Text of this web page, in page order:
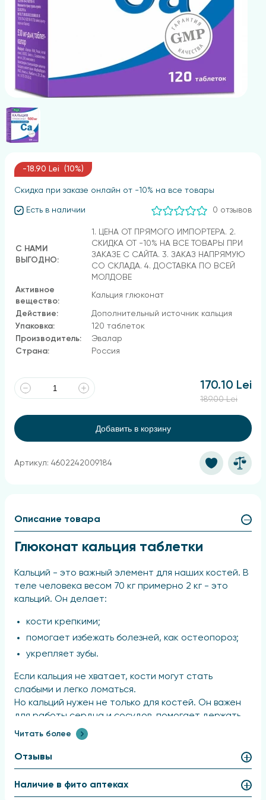
-18.90 Lei (10%)
Скидка при заказе онлайн от -10% на все товары
Есть в наличии 0 отзывов
С НАМИ
ВЫГОДНО:
1. ЦЕНА ОТ ПРЯМОГО ИМПОРТЕРА. 2.
СКИДКА ОТ -10% НА ВСЕ ТОВАРЫ ПРИ
ЗАКАЗЕ С САЙТА. 3. ЗАКАЗ НАПРЯМУЮ
СО СКЛАДА. 4. ДОСТАВКА ПО ВСЕЙ
МОЛДОВЕ
Активное
вещество:
Кальция глюконат
Действие:
Дополнительный источник кальция
Упаковка:
120 таблеток
Производитель:
Эвалар
Страна:
Россия
170.10 Lei
189.00 Lei
Добавить в корзину
Артикул: 4602242009184
Описание товара
Глюконат кальция таблетки
Кальций - это важный элемент для наших костей. В
теле человека весом 70 кг примерно 2 кг - это
кальций. Он делает:
кости крепкими;
помогает избежать болезней, как остеопороз;
укрепляет зубы.
Если кальция не хватает, кости могут стать
слабыми и легко ломаться.
Но кальций нужен не только для костей. Он важен
для работы сердца и сосудов, помогает держать
нормальное давление и уровень холестерина.
Кальций также помогает мышцам сокращаться,
нервам работать, участвует в активации
ферментов и гормонов и помогает крови
свертываться.
Если мы не получаем достаточно кальция с едой,
Читать более
Отзывы
Наличие в фито аптеках